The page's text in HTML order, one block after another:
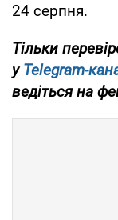
24 серпня.
Тільки
уTelegram-
ведіться на